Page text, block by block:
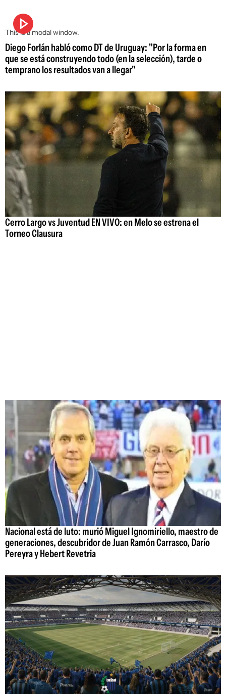
This is a modal window.
Diego Forlán habló como DT de Uruguay: "Por la forma en
que se está construyendo todo (en la selección), tarde o
temprano los resultados van a llegar"
Cerro Largo vs Juventud EN VIVO: en Melo se estrena el
Torneo Clausura
Nacional está de luto: murió Miguel Ignomiriello, maestro de
generaciones, descubridor de Juan Ramón Carrasco, Darío
Pereyra y Hebert Revetria